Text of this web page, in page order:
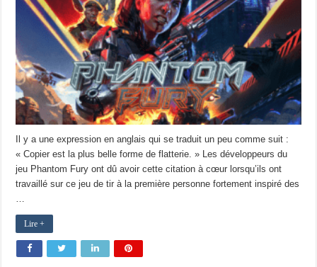
Il y a une expression en anglais qui se traduit un peu comme suit :
« Copier est la plus belle forme de flatterie. » Les développeurs du
jeu Phantom Fury ont dû avoir cette citation à cœur lorsqu’ils ont
travaillé sur ce jeu de tir à la première personne fortement inspiré des
Lire +